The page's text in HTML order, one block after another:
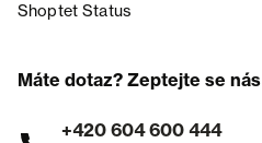
Shoptet Status
Máte dotaz? Zeptejte se nás
+420 604 600 444